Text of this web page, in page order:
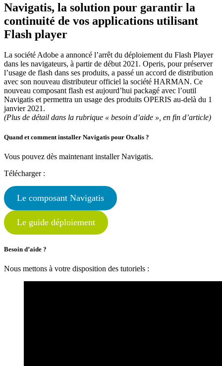
Navigatis, la solution pour garantir la
continuité de vos applications utilisant
Flash player
La société Adobe a annoncé l’arrêt du déploiement du Flash Player
dans les navigateurs, à partir de début 2021. Operis, pour préserver
l’usage de flash dans ses produits, a passé un accord de distribution
avec son nouveau distributeur officiel la société HARMAN. Ce
nouveau composant flash est aujourd’hui packagé avec l’outil
Navigatis et permettra un usage des produits OPERIS au-delà du 1
janvier 2021.
(Plus de détail dans la rubrique « besoin d’aide », en fin d’article)
Quand et comment installer Navigatis pour Oxalis ?
Vous pouvez dès maintenant installer Navigatis.
Télécharger :
Le composant Navigatis
Le guide déploiement
Besoin d’aide ?
Nous mettons à votre disposition des tutoriels :